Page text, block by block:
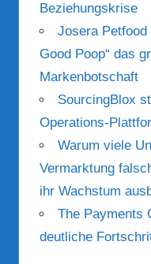
Beziehungskrise
Josera Petfood
Good Poop“ das
Markenbotschaft
SourcingBlox
Operations-
Warum viele
Vermarktung
ihr Wachstum
The Payments
deutliche